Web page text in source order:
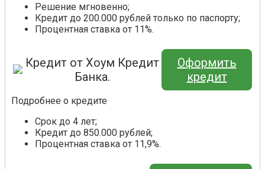
Решение мгновенно;
Кредит до 200.000 рублей только по паспорту;
Процентная ставка от 11%.
Кредит от Хоум Кредит
Банка.
Оформить
кредит
Подробнее о кредите
Срок до 4 лет;
Кредит до 850.000 рублей;
Процентная ставка от 11,9%.